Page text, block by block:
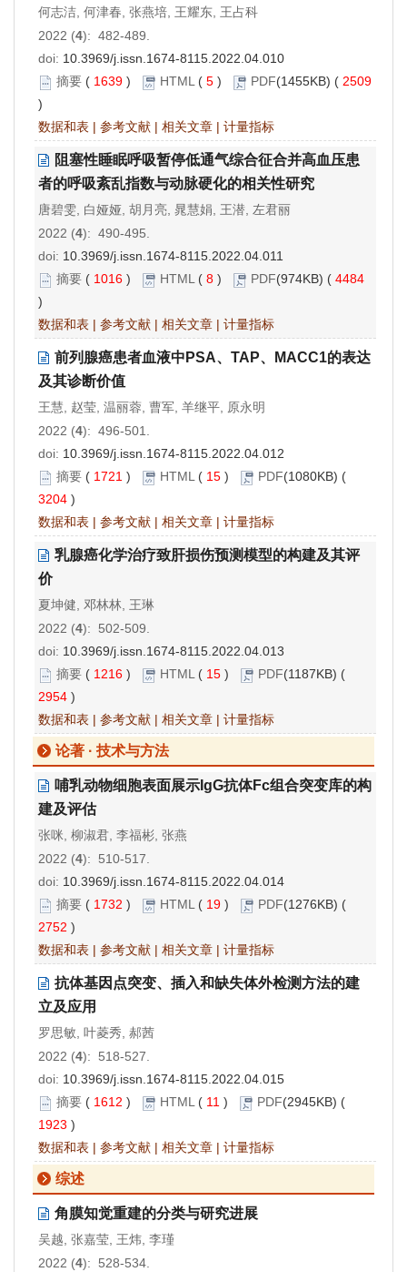
何志洁, 何津春, 张燕培, 王耀东, 王占科
2022 (4): 482-489.
doi: 10.3969/j.issn.1674-8115.2022.04.010
摘要 ( 1639 ) HTML( 5 ) PDF(1455KB) ( 2509
)
数据和表 | 参考文献 | 相关文章 | 计量指标
阻塞性睡眠呼吸暂停低通气综合征合并高血压患
者的呼吸紊乱指数与动脉硬化的相关性研究
唐碧雯, 白娅娅, 胡月亮, 晁慧娟, 王潜, 左君丽
2022 (4): 490-495.
doi: 10.3969/j.issn.1674-8115.2022.04.011
摘要 ( 1016 ) HTML( 8 ) PDF(974KB) ( 4484
)
数据和表 | 参考文献 | 相关文章 | 计量指标
前列腺癌患者血液中PSA、TAP、MACC1的表达
及其诊断价值
王慧, 赵莹, 温丽蓉, 曹军, 羊继平, 原永明
2022 (4): 496-501.
doi: 10.3969/j.issn.1674-8115.2022.04.012
摘要 ( 1721 ) HTML( 15 ) PDF(1080KB) (
3204 )
数据和表 | 参考文献 | 相关文章 | 计量指标
乳腺癌化学治疗致肝损伤预测模型的构建及其评
价
夏坤健, 邓林林, 王琳
2022 (4): 502-509.
doi: 10.3969/j.issn.1674-8115.2022.04.013
摘要 ( 1216 ) HTML( 15 ) PDF(1187KB) (
2954 )
数据和表 | 参考文献 | 相关文章 | 计量指标
论著 · 技术与方法
哺乳动物细胞表面展示IgG抗体Fc组合突变库的构
建及评估
张咪, 柳淑君, 李福彬, 张燕
2022 (4): 510-517.
doi: 10.3969/j.issn.1674-8115.2022.04.014
摘要 ( 1732 ) HTML( 19 ) PDF(1276KB) (
2752 )
数据和表 | 参考文献 | 相关文章 | 计量指标
抗体基因点突变、插入和缺失体外检测方法的建
立及应用
罗思敏, 叶菱秀, 郝茜
2022 (4): 518-527.
doi: 10.3969/j.issn.1674-8115.2022.04.015
摘要 ( 1612 ) HTML( 11 ) PDF(2945KB) (
1923 )
数据和表 | 参考文献 | 相关文章 | 计量指标
综述
角膜知觉重建的分类与研究进展
吴越, 张嘉莹, 王炜, 李瑾
2022 (4): 528-534.